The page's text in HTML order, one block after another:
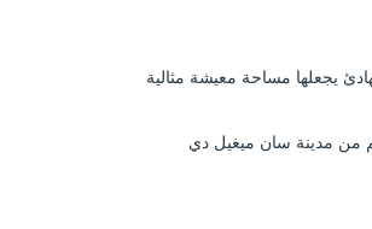
يجعلها مساحة معيشة مثالية
من مطار أليكانتي-إلتشي الدولي، و37 كم من مطار مورسيا-سان خافيير الدولي، و12 كم من توريفايجا، و4 كم من مدينة سان ميغيل دي